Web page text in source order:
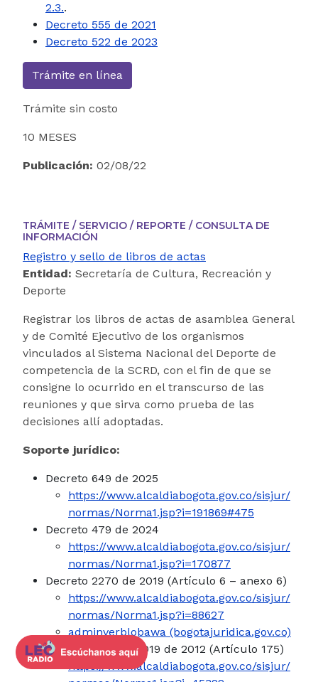
2.3..
Decreto 555 de 2021
Decreto 522 de 2023
Trámite en línea
Trámite sin costo
10 MESES
Publicación: 02/08/22
TRÁMITE / SERVICIO / REPORTE / CONSULTA DE
INFORMACIÓN
Registro y sello de libros de actas
Entidad: Secretaría de Cultura, Recreación y
Deporte
Registrar los libros de actas de asamblea General
y de Comité Ejecutivo de los organismos
vinculados al Sistema Nacional del Deporte de
competencia de la SCRD, con el fin de que se
consigne lo ocurrido en el transcurso de las
reuniones y que sirva como prueba de las
decisiones allí adoptadas.
Soporte jurídico:
Decreto 649 de 2025
https://www.alcaldiabogota.gov.co/sisjur/
normas/Norma1.jsp?i=191869#475
Decreto 479 de 2024
https://www.alcaldiabogota.gov.co/sisjur/
normas/Norma1.jsp?i=170877
Decreto 2270 de 2019 (Artículo 6 – anexo 6)
https://www.alcaldiabogota.gov.co/sisjur/
normas/Norma1.jsp?i=88627
adminverblobawa (bogotajuridica.gov.co)
Decreto Nacional 019 de 2012 (Artículo 175)
https://www.alcaldiabogota.gov.co/sisjur/